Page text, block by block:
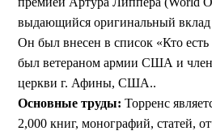
выдающийся оригинальный вклад
Он был внесен в список «Кто
был ветераном армии США и
церкви г. Афины, США..
Основные труды: Торренс
2,000 книг, монографий, статей,